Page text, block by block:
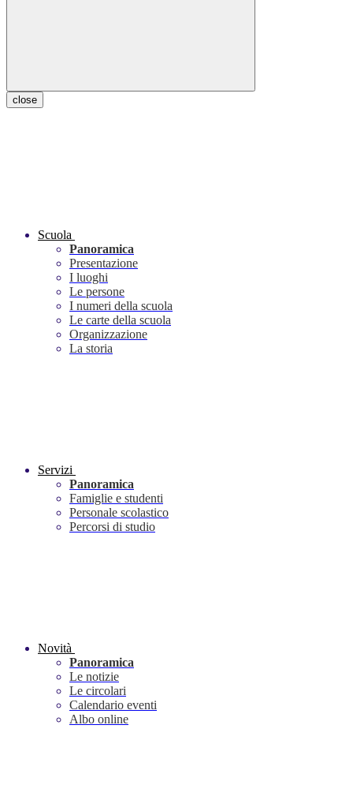
close
Scuola
Panoramica
Presentazione
I luoghi
Le persone
I numeri della scuola
Le carte della scuola
Organizzazione
La storia
Servizi
Panoramica
Famiglie e studenti
Personale scolastico
Percorsi di studio
Novità
Panoramica
Le notizie
Le circolari
Calendario eventi
Albo online